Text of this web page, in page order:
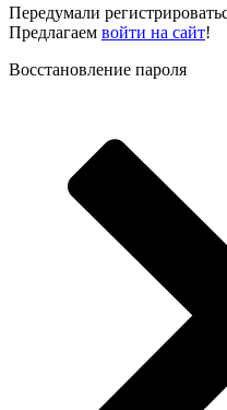
Передумали
Предлагаем войти на сайт!
Восстановление пароля